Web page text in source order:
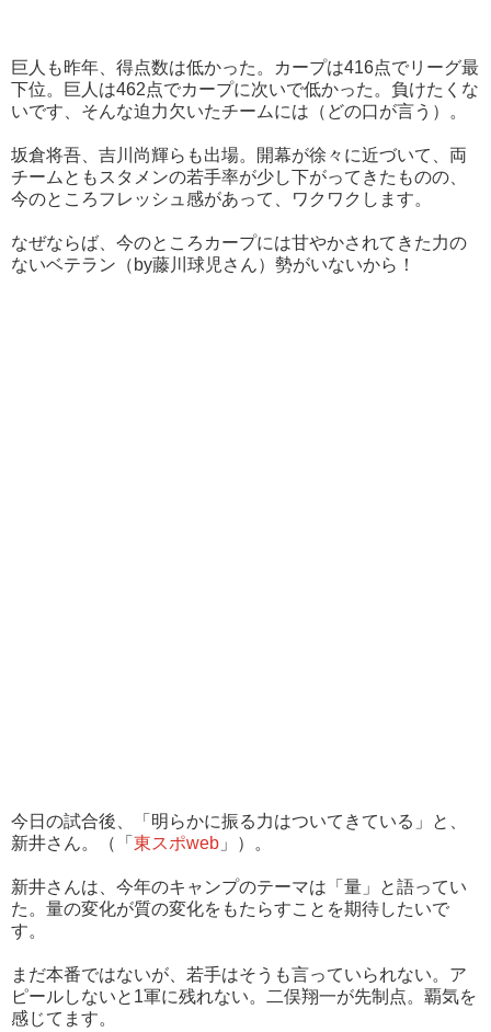
巨人も昨年、得点数は低かった。カープは416点でリーグ最
下位。巨人は462点でカープに次いで低かった。負けたくな
いです、そんな迫力欠いたチームには（どの口が言う）。
坂倉将吾、吉川尚輝らも出場。開幕が徐々に近づいて、両
チームともスタメンの若手率が少し下がってきたものの、
今のところフレッシュ感があって、ワクワクします。
なぜならば、今のところカープには甘やかされてきた力の
ないベテラン（by藤川球児さん）勢がいないから！
今日の試合後、「明らかに振る力はついてきている」と、
新井さん。（「 東スポweb 」）。
新井さんは、今年のキャンプのテーマは「量」と語ってい
た。量の変化が質の変化をもたらすことを期待したいで
す。
まだ本番ではないが、若手はそうも言っていられない。ア
ピールしないと1軍に残れない。二俣翔一が先制点。覇気を
感じてます。